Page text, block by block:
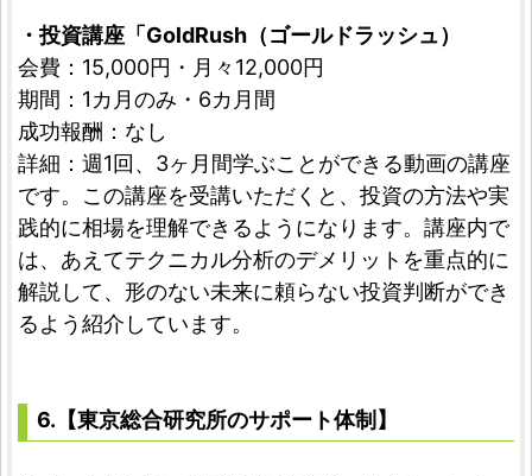
・投資講座「GoldRush（ゴールドラッシュ）
会費：15,000円・月々12,000円
期間：1カ月のみ・6カ月間
成功報酬：なし
詳細：週1回、3ヶ月間学ぶことができる動画の講座
です。この講座を受講いただくと、投資の方法や実
践的に相場を理解できるようになります。講座内で
は、あえてテクニカル分析のデメリットを重点的に
解説して、形のない未来に頼らない投資判断ができ
るよう紹介しています。
6.【東京総合研究所のサポート体制】